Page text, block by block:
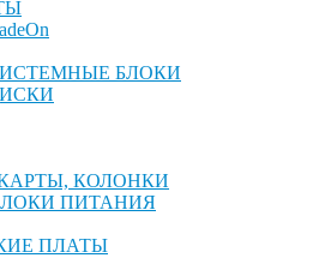
БЛОКИ
КОЛОНКИ
ПИТАНИЯ
ПЛАТЫ